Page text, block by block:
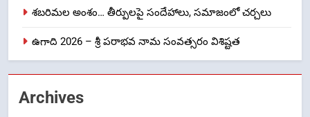
1
లేఖరి ప్రో సంస్థలో చేరిన విదుర
FASHION
శబరిమల అంశం… తీర్పులపై సందేహాలు, సమాజంలో చర్చలు
ఉగాది 2026 – శ్రీ పరాభవ నామ సంవత్సరం విశిష్టత
Archives